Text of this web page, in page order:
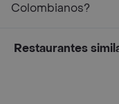
Colombianos?
Restaurantes